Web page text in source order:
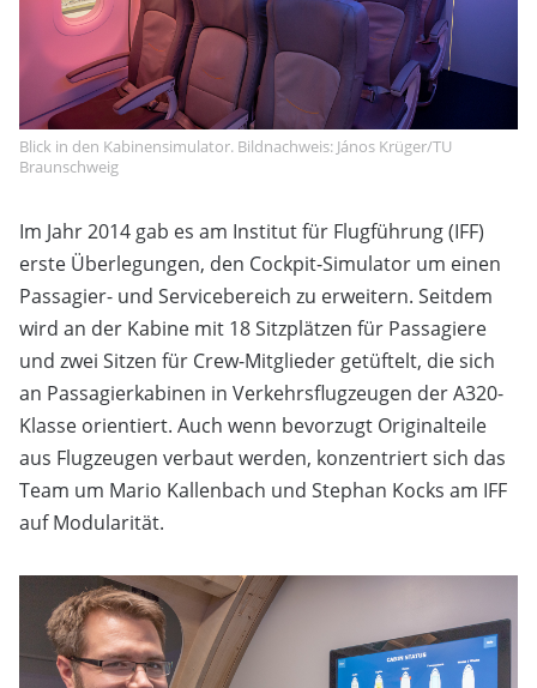
Blick in den Kabinensimulator. Bildnachweis: János Krüger/TU
Braunschweig
Im Jahr 2014 gab es am Institut für Flugführung (IFF)
erste Überlegungen, den Cockpit-Simulator um einen
Passagier- und Servicebereich zu erweitern. Seitdem
wird an der Kabine mit 18 Sitzplätzen für Passagiere
und zwei Sitzen für Crew-Mitglieder getüftelt, die sich
an Passagierkabinen in Verkehrsflugzeugen der A320-
Klasse orientiert. Auch wenn bevorzugt Originalteile
aus Flugzeugen verbaut werden, konzentriert sich das
Team um Mario Kallenbach und Stephan Kocks am IFF
auf Modularität.